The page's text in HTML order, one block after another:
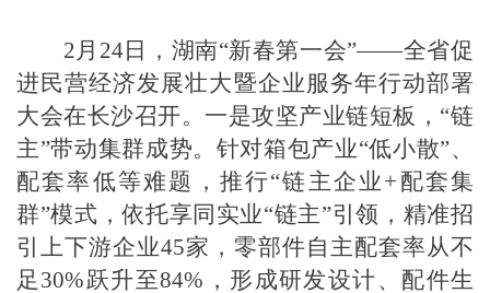
2月24日，湖南“新春第一会”——全省促
进民营经济发展壮大暨企业服务年行动部署
大会在长沙召开。一是攻坚产业链短板，“链
主”带动集群成势。针对箱包产业“低小散”、
配套率低等难题，推行“链主企业+配套集
群”模式，依托享同实业“链主”引领，精准招
引上下游企业45家，零部件自主配套率从不
足30%跃升至84%，形成研发设计、配件生